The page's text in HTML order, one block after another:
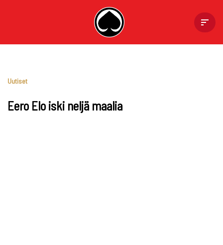
Eero Elo iski neljä maalia
Uutiset